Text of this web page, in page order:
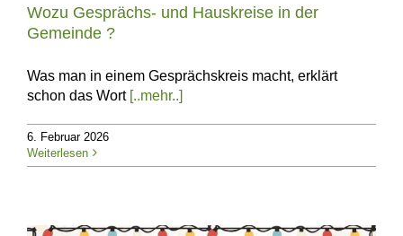
Wozu Gesprächs- und Hauskreise in der
Gemeinde ?
Was man in einem Gesprächskreis macht, erklärt
schon das Wort [..mehr..]
6. Februar 2026
Weiterlesen